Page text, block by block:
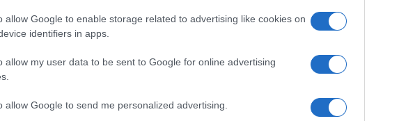
allow Google to enable storage related to advertising like cookies on
identifiers in apps.
allow my user data to be sent to Google for online advertising
allow Google to send me personalized advertising.
PIÙ LETTI
1
COME
2